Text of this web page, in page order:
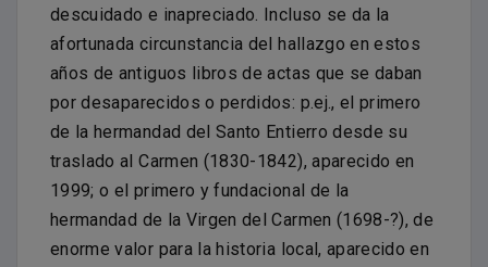
descuidado e inapreciado. Incluso se da la
afortunada circunstancia del hallazgo en estos
años de antiguos libros de actas que se daban
por desaparecidos o perdidos: p.ej., el primero
de la hermandad del Santo Entierro desde su
traslado al Carmen (1830-1842), aparecido en
1999; o el primero y fundacional de la
hermandad de la Virgen del Carmen (1698-?), de
enorme valor para la historia local, aparecido en